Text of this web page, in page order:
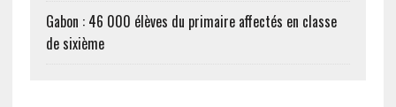
Gabon : 46 000 élèves du primaire affectés en classe
de sixième